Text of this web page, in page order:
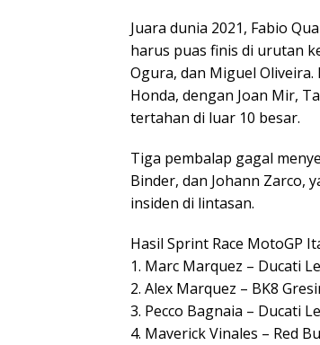
Juara dunia 2021, Fabio
harus puas finis di urutan
Ogura, dan Miguel
Honda, dengan Joan Mir,
tertahan di luar 10 besar.
Tiga pembalap gagal
Binder, dan Johann Zarco,
insiden di lintasan.
Hasil Sprint Race MotoGP
1. Marc Marquez – Ducati
2. Alex Marquez – BK8
3. Pecco Bagnaia – Ducati
4. Maverick Vinales – Red